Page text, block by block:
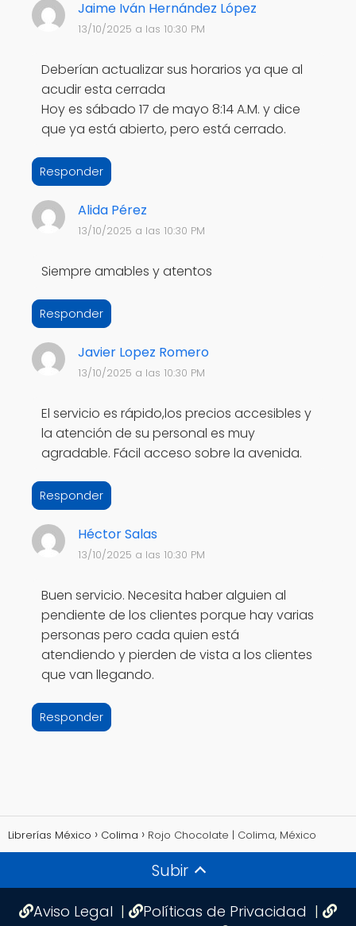
Jaime Iván Hernández López
13/10/2025 a las 10:30 PM
Deberían actualizar sus horarios ya que al
acudir esta cerrada
Hoy es sábado 17 de mayo 8:14 A.M. y dice
que ya está abierto, pero está cerrado.
Responder
Alida Pérez
13/10/2025 a las 10:30 PM
Siempre amables y atentos
Responder
Javier Lopez Romero
13/10/2025 a las 10:30 PM
El servicio es rápido,los precios accesibles y
la atención de su personal es muy
agradable. Fácil acceso sobre la avenida.
Responder
Héctor Salas
13/10/2025 a las 10:30 PM
Buen servicio. Necesita haber alguien al
pendiente de los clientes porque hay varias
personas pero cada quien está
atendiendo y pierden de vista a los clientes
que van llegando.
Responder
Librerías México Colima Rojo Chocolate | Colima, México
Subir
Aviso Legal | Políticas de Privacidad |